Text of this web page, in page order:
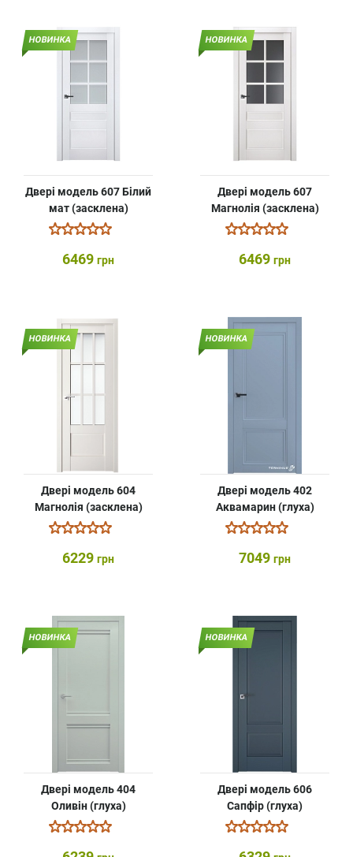
НОВИНКА
Двері модель 607 Білий
мат (засклена)
6469 грн
НОВИНКА
Двері модель 607
Магнолія (засклена)
6469 грн
НОВИНКА
Двері модель 604
Магнолія (засклена)
6229 грн
НОВИНКА
Двері модель 402
Аквамарин (глуха)
7049 грн
НОВИНКА
Двері модель 404
Оливін (глуха)
НОВИНКА
Двері модель 606
Сапфір (глуха)